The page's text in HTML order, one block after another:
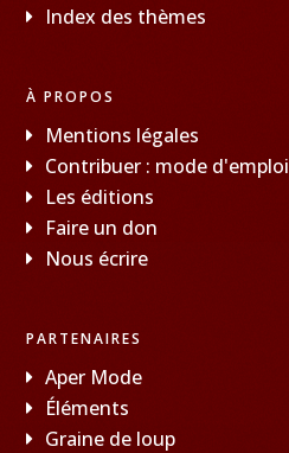
Index des thèmes
À PROPOS
Mentions légales
Contribuer : mode d'emploi
Les éditions
Faire un don
Nous écrire
PARTENAIRES
Aper Mode
Éléments
Graine de loup